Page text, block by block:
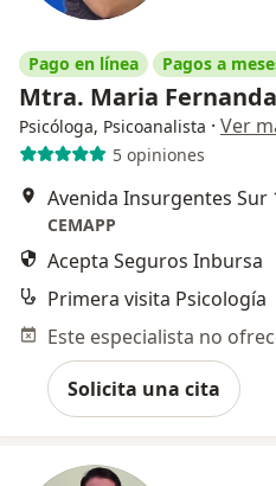
Pago en línea Pagos a
Mtra. Maria
Psicóloga, Psicoanalista · Ver
5 opiniones
CEMAPP
Acepta Seguros Inbursa
Primera visita Psicología
Solicita una cita